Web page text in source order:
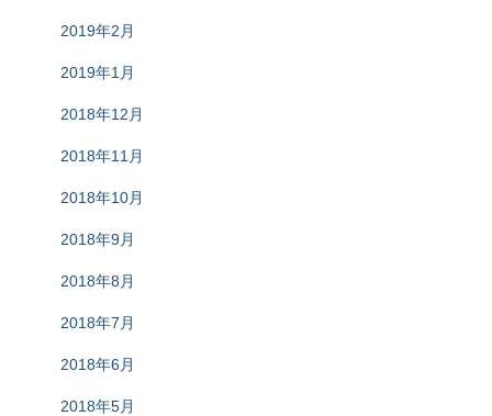
2019年2月
2019年1月
2018年12月
2018年11月
2018年10月
2018年9月
2018年8月
2018年7月
2018年6月
2018年5月